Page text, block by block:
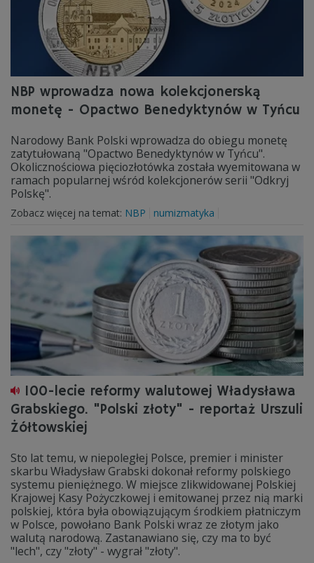
NBP wprowadza nowa kolekcjonerską
monetę - Opactwo Benedyktynów w Tyńcu
Narodowy Bank Polski wprowadza do obiegu monetę
zatytułowaną "Opactwo Benedyktynów w Tyńcu".
Okolicznościowa pięciozłotówka została wyemitowana w
ramach popularnej wśród kolekcjonerów serii "Odkryj
Polskę".
Zobacz więcej na temat: NBP numizmatyka
100-lecie reformy walutowej Władysława
Grabskiego. "Polski złoty" - reportaż Urszuli
Żółtowskiej
Sto lat temu, w niepoległej Polsce, premier i minister
skarbu Władysław Grabski dokonał reformy polskiego
systemu pieniężnego. W miejsce zlikwidowanej Polskiej
Krajowej Kasy Pożyczkowej i emitowanej przez nią marki
polskiej, która była obowiązującym środkiem płatniczym
w Polsce, powołano Bank Polski wraz ze złotym jako
walutą narodową. Zastanawiano się, czy ma to być
"lech", czy "złoty" - wygrał "złoty".